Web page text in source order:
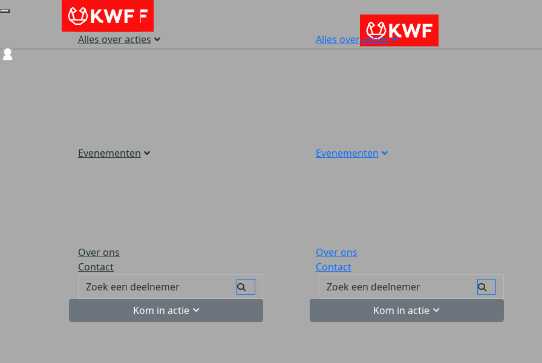
Alles over acties
Evenementen
Over ons
Contact
Kom in actie
Alles over acties
Evenementen
Over ons
Contact
Kom in actie